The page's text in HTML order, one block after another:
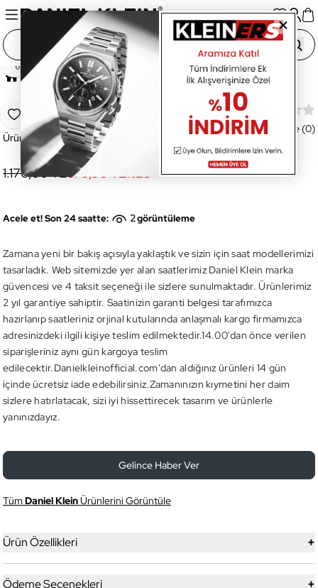
Ana Sayfa OUTLET DK12040-4 Kadın Kol Saati
Favoriye Ekle
Paylaş
DK12040-4 Kadın Kol Saati
Ürün Kodu:DK12040-4
Değerlendirme (0)
1.170,00 TL879,90 TL%25
Acele et! Son 24 saatte: 2görüntüleme
Zamana yeni bir bakış açısıyla yaklaştık ve sizin için saat modellerimizi
tasarladık. Web sitemizde yer alan saatlerimiz Daniel Klein marka
güvencesi ve 4 taksit seçeneği ile sizlere sunulmaktadır. Ürünlerimiz
2 yıl garantiye sahiptir. Saatinizin garanti belgesi tarafımızca
hazırlanıp saatleriniz orjinal kutularında anlaşmalı kargo firmamızca
adresinizdeki ilgili kişiye teslim edilmektedir.14.00'dan önce verilen
siparişleriniz aynı gün kargoya teslim
edilecektir.Danielkleinofficial.com'dan aldığınız ürünleri 14 gün
içinde ücretsiz iade edebilirsiniz.Zamanınızın kıymetini her daim
sizlere hatırlatacak, sizi iyi hissettirecek tasarım ve ürünlerle
yanınızdayız.
Gelince Haber Ver
TümDaniel KleinÜrünlerini Görüntüle
Ürün Özellikleri +
Ödeme Seçenekleri +